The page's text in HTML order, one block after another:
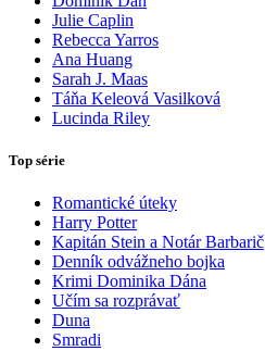
Julie Caplin
Rebecca Yarros
Ana Huang
Sarah J. Maas
Táňa Keleová Vasilková
Lucinda Riley
Top série
Romantické úteky
Harry Potter
Kapitán Stein a Notár Barbarič
Denník odvážneho bojka
Krimi Dominika Dána
Učím sa rozprávať
Duna
Smradi